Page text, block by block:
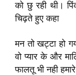
को छु रही थी।
चिढ़ते हुए कहा
मन तो खट्टा हो
वो प्यार के और
फालतू भी नही